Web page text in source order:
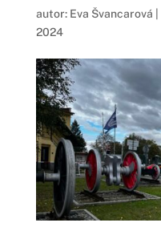
autor: Eva Švancarová
2024